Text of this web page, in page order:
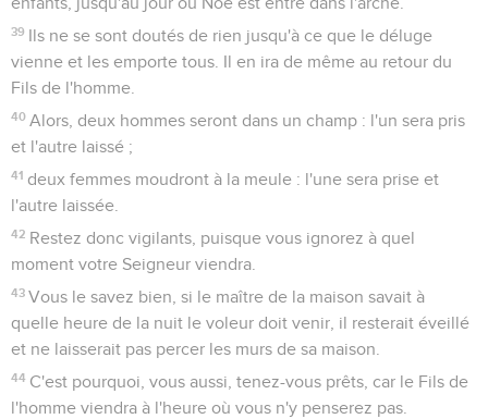
39
Ils ne se sont doutés de rien jusqu'à ce que le déluge
vienne et les emporte tous. Il en ira de même au retour du
Fils de l'homme.
40 Alors, deux hommes seront dans un champ : l'un sera pris
et l'autre laissé ;
41 deux femmes moudront à la meule : l'une sera prise et
l'autre laissée.
42 Restez donc vigilants, puisque vous ignorez à quel
moment votre Seigneur viendra.
43 Vous le savez bien, si le maître de la maison savait à
quelle heure de la nuit le voleur doit venir, il resterait éveillé
et ne laisserait pas percer les murs de sa maison.
44 C'est pourquoi, vous aussi, tenez-vous prêts, car le Fils de
l'homme viendra à l'heure où vous n'y penserez pas.